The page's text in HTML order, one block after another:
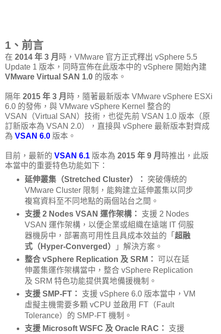
1、前言
在 2014 年 3 月 時，VMware 官方正式釋出 vSphere 5.5
Update 1 版本，同時宣佈在此版本中的 vSphere 開始內建
VMware Virtual SAN 1.0 的版本。
隔年 2015 年 3 月 時，隨著最新版本 VMware vSphere ESXi
6.0 的發佈，與 VMware vSphere Kernel 整合的
VSAN（Virtual SAN）技術，也從先前 VSAN 1.0 版本（原
訂新版本為 VSAN 2.0），直接與 vSphere 最新版本對齊成
為 VSAN 6.0 版本。
目前，最新的 VSAN 6.1 版本為 2015 年 9 月 時推出，此版
本當中的重要特色功能如下：
延伸叢集（Stretched Cluster）： 突破傳統的
VMware Cluster 限制，能夠建立延伸叢集以同步
複寫資料至不同地點的兩個站台之間。
支援 2 Nodes VSAN 運作架構：
支援 2 Nodes
VSAN 運作架構，以便企業或組織在遠端 IT 伺服
器機房中，部署高可用性且具成本效益的「 超融
式（Hyper-Converged）
」解決方案。
整合 vSphere Replication 及 SRM：
可以在延
伸叢集運作架構當中，整合 vSphere Replication
及 SRM 特色功能提供異地備援機制。
支援 SMP-FT：
支援 vSphere 6.0 版本當中，VM
虛擬主機需要多顆 vCPU 並啟用 FT（Fault
Tolerance）的 SMP-FT 機制。
支援 Microsoft WSFC 及 Oracle RAC：
支援